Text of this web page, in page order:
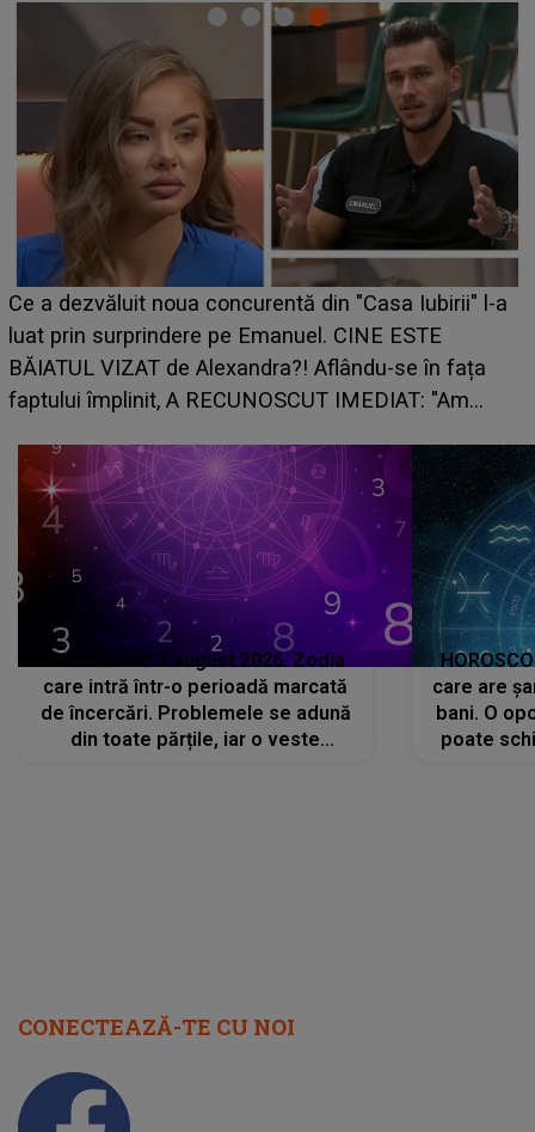
Ce a dezvăluit noua concurentă din "Casa Iubirii" l-a
luat prin surprindere pe Emanuel. CINE ESTE
BĂIATUL VIZAT de Alexandra?! Aflându-se în fața
faptului împlinit, A RECUNOSCUT IMEDIAT: "Am
HOROSCOP 7 august 2026. Zodia
care intră într-o perioadă marcată
de încercări. Problemele se adună
din toate părțile, iar o veste
care are
bani. O
poate
CONECTEAZĂ-TE CU NOI